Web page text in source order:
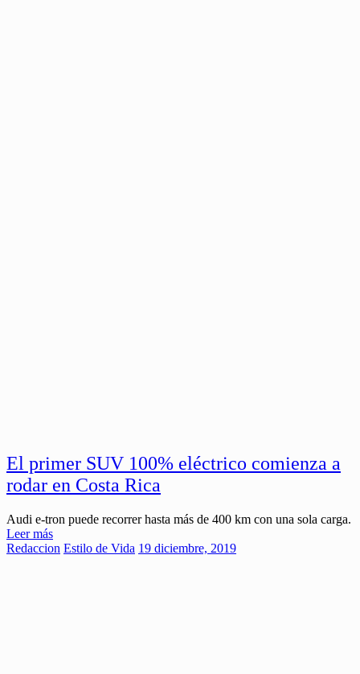
El primer SUV 100% eléctrico comienza a
rodar en Costa Rica
Audi e-tron puede recorrer hasta más de 400 km con una sola carga.
Leer más
Redaccion Estilo de Vida 19 diciembre, 2019